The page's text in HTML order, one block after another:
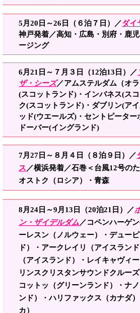
5月20日～26日（６泊７日）／ダイ
神戸発着／高知・広島・別府・鹿
ージング
6月21日～７月３日（12泊13日）／
ザ・シーズ／アムステルダム（オ
(スコッ トランド)・インバネス(ス
ク(スコットランド)・ダブリン(ア
ッド(ウエールズ)・セントピーター
ドーバー(イングランド)
7月 27日 ～８月４ 日（８泊９日） ／
ス ／横浜発着／石巻＜台風12号の
オストク（ロシア）・青森
8月24日 ～9月13日（20泊21日）／
ン・ザイデルダム／コペンハーゲ
ーレスン（ノルウェー）・デュー
ド）・アークレイリ（アイスラン
（アイスランド）・レイキャヴィ
リンスクリスタンサウンドクルー
コットッ（グリーンランド）・ナ
ンド）・ハリファックス（カナダ
カ）